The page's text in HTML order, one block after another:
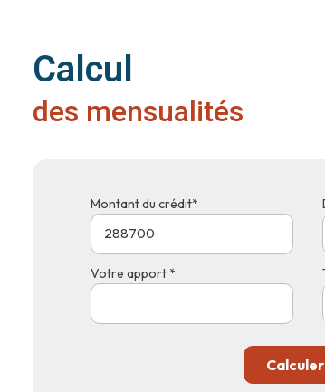
Calcul
des mensualités
Montant du crédit*
Votre apport *
Calculer